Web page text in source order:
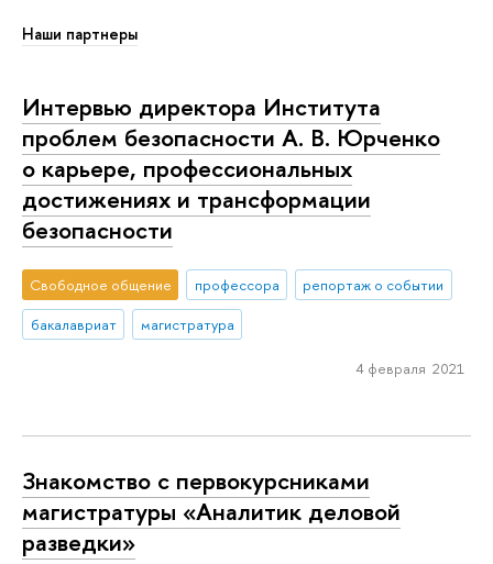
Наши партнеры
Интервью директора Института
проблем безопасности А. В. Юрченко
о карьере, профессиональных
достижениях и трансформации
безопасности
Свободное общение профессора
репортаж о событии
бакалавриат
магистратура
4 февраля 2021
Знакомство с первокурсниками
магистратуры «Аналитик деловой
разведки»